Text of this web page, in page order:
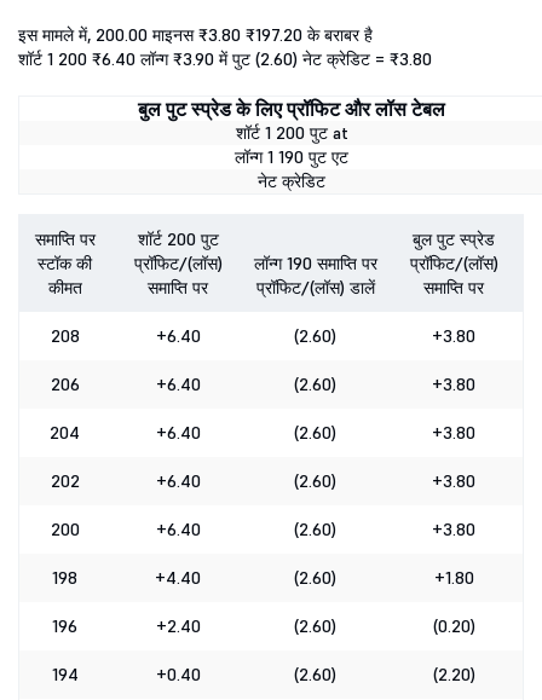
इस मामले में, 200.00 माइनस ₹3.80 ₹197.20 के बराबर है
शॉर्ट 1 200 ₹6.40 लॉन्ग ₹3.90 में पुट (2.60) नेट क्रेडिट = ₹3.80
बुल पुट स्प्रेड के लिए प्रॉफिट और लॉस टेबल
शॉर्ट 1 200 पुट at
लॉन्ग 1 190 पुट एट
नेट क्रेडिट
समाप्ति पर
स्टॉक की
कीमत
शॉर्ट 200 पुट
प्रॉफिट/(लॉस)
समाप्ति पर
लॉन्ग 190 समाप्ति पर
प्रॉफिट/(लॉस) डालें
बुल पुट स्प्रेड
प्रॉफिट/(लॉस)
समाप्ति पर
208 +6.40 (2.60) +3.80
206 +6.40 (2.60) +3.80
204 +6.40 (2.60) +3.80
202 +6.40 (2.60) +3.80
200 +6.40 (2.60) +3.80
198 +4.40 (2.60) +1.80
196 +2.40 (2.60) (0.20)
194 +0.40 (2.60) (2.20)